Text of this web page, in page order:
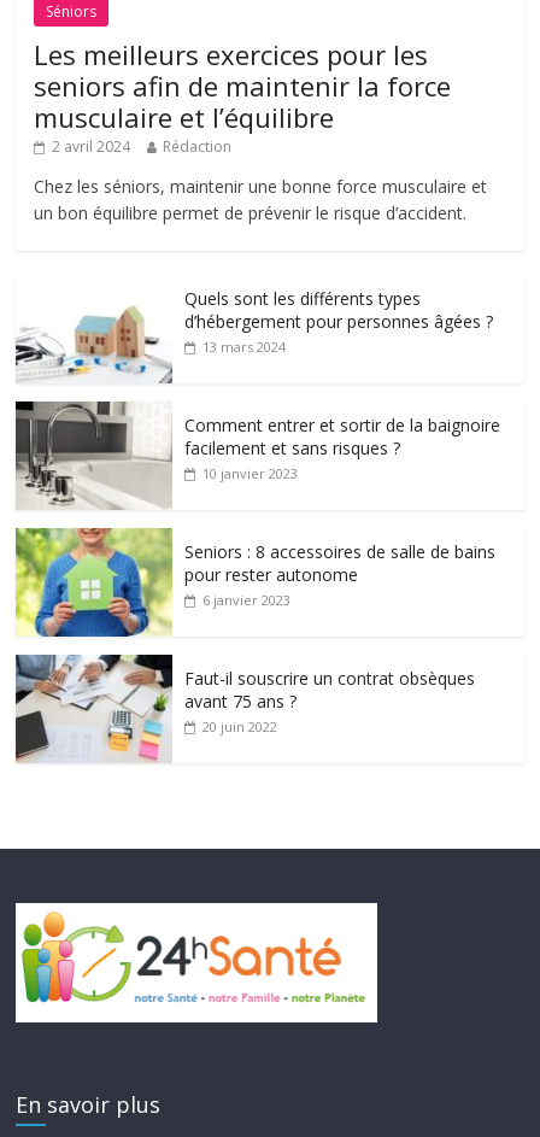
Séniors
Les meilleurs exercices pour les
seniors afin de maintenir la force
musculaire et l’équilibre
2 avril 2024 Rédaction
Chez les séniors, maintenir une bonne force musculaire et
un bon équilibre permet de prévenir le risque d’accident.
Quels sont les différents types
d’hébergement pour personnes âgées ?
13 mars 2024
Comment entrer et sortir de la baignoire
facilement et sans risques ?
10 janvier 2023
Seniors : 8 accessoires de salle de bains
pour rester autonome
6 janvier 2023
Faut-il souscrire un contrat obsèques
avant 75 ans ?
20 juin 2022
En savoir plus